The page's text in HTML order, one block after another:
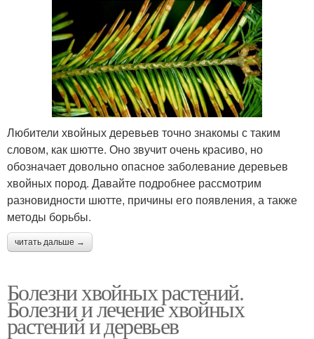
Любители хвойных деревьев точно знакомы с таким
словом, как шютте. Оно звучит очень красиво, но
обозначает довольно опасное заболевание деревьев
хвойных пород. Давайте подробнее рассмотрим
разновидности шютте, причины его появления, а также
методы борьбы.
читать дальше →
Болезни хвойных растений.
Болезни и лечение хвойных
растений и деревьев